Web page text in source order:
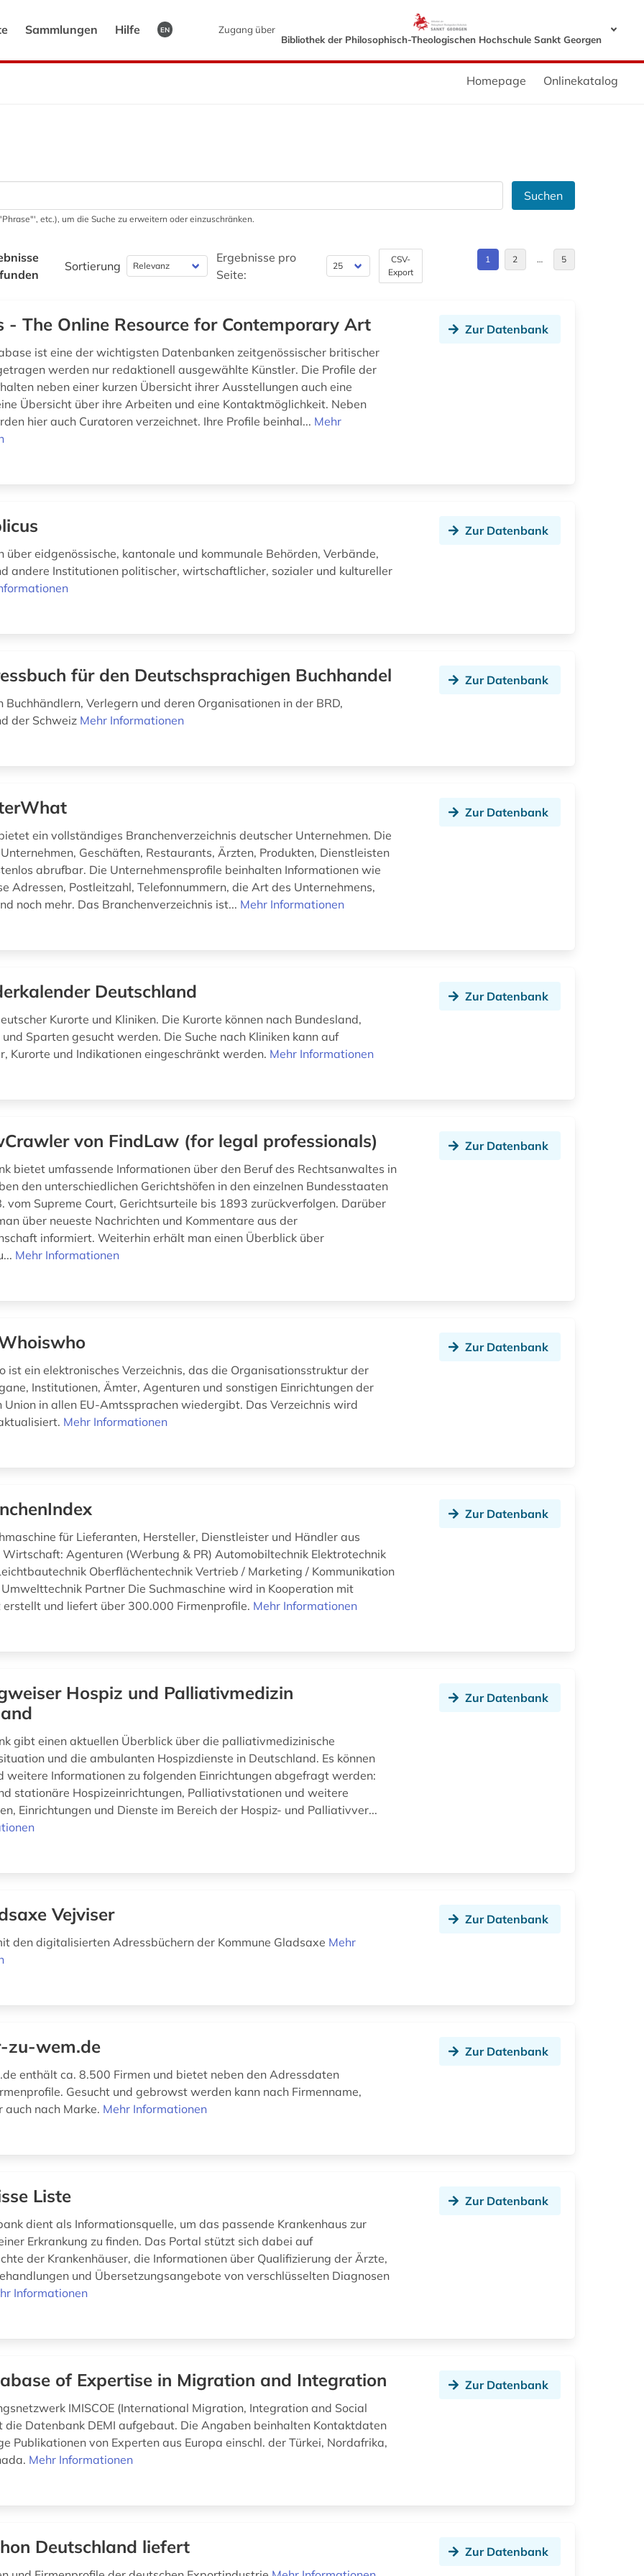
Sammlungen Hilfe EN
Zugang über
Bibliothek der Philosophisch-Theologischen Hochschule Sankt Georgen
Homepage Onlinekatalog
Suchen
etc.), um die Suche zu erweitern oder einzuschränken.
Sortierung
Ergebnisse pro
Seite:
CSV-
Export
1 2 … 5
- The Online Resource for Contemporary Art
ist eine der wichtigsten Datenbanken zeitgenössischer britischer
werden nur redaktionell ausgewählte Künstler. Die Profile der
neben einer kurzen Übersicht ihrer Ausstellungen auch eine
Übersicht über ihre Arbeiten und eine Kontaktmöglichkeit. Neben
hier auch Curatoren verzeichnet. Ihre Profile beinhal... Mehr
Zur Datenbank
über eidgenössische, kantonale und kommunale Behörden, Verbände,
andere Institutionen politischer, wirtschaftlicher, sozialer und kultureller
Zur Datenbank
für den Deutschsprachigen Buchhandel
Buchhändlern, Verlegern und deren Organisationen in der BRD,
der Schweiz Mehr Informationen
Zur Datenbank
ein vollständiges Branchenverzeichnis deutscher Unternehmen. Die
Geschäften, Restaurants, Ärzten, Produkten, Dienstleisten
abrufbar. Die Unternehmensprofile beinhalten Informationen wie
Adressen, Postleitzahl, Telefonnummern, die Art des Unternehmens,
noch mehr. Das Branchenverzeichnis ist... Mehr Informationen
Zur Datenbank
Deutschland
Kurorte und Kliniken. Die Kurorte können nach Bundesland,
Sparten gesucht werden. Die Suche nach Kliniken kann auf
Kurorte und Indikationen eingeschränkt werden. Mehr Informationen
Zur Datenbank
von FindLaw (for legal professionals)
bietet umfassende Informationen über den Beruf des Rechtsanwaltes in
den unterschiedlichen Gerichtshöfen in den einzelnen Bundesstaaten
vom Supreme Court, Gerichtsurteile bis 1893 zurückverfolgen. Darüber
über neueste Nachrichten und Kommentare aus der
informiert. Weiterhin erhält man einen Überblick über
Mehr Informationen
Zur Datenbank
ist ein elektronisches Verzeichnis, das die Organisationsstruktur der
Institutionen, Ämter, Agenturen und sonstigen Einrichtungen der
Union in allen EU-Amtssprachen wiedergibt. Das Verzeichnis wird
Mehr Informationen
Zur Datenbank
für Lieferanten, Hersteller, Dienstleister und Händler aus
Wirtschaft: Agenturen (Werbung & PR) Automobiltechnik Elektrotechnik
Oberflächentechnik Vertrieb / Marketing / Kommunikation
Partner Die Suchmaschine wird in Kooperation mit
und liefert über 300.000 Firmenprofile. Mehr Informationen
Zur Datenbank
Hospiz und Palliativmedizin
gibt einen aktuellen Überblick über die palliativmedizinische
und die ambulanten Hospizdienste in Deutschland. Es können
weitere Informationen zu folgenden Einrichtungen abgefragt werden:
stationäre Hospizeinrichtungen, Palliativstationen und weitere
Einrichtungen und Dienste im Bereich der Hospiz- und Palliativver...
Zur Datenbank
Vejviser
den digitalisierten Adressbüchern der Kommune Gladsaxe Mehr
Zur Datenbank
zu-wem.de
enthält ca. 8.500 Firmen und bietet neben den Adressdaten
Gesucht und gebrowst werden kann nach Firmenname,
auch nach Marke. Mehr Informationen
Zur Datenbank
Liste
dient als Informationsquelle, um das passende Krankenhaus zur
Erkrankung zu finden. Das Portal stützt sich dabei auf
der Krankenhäuser, die Informationen über Qualifizierung der Ärzte,
und Übersetzungsangebote von verschlüsselten Diagnosen
Informationen
Zur Datenbank
of Expertise in Migration and Integration
IMISCOE (International Migration, Integration and Social
die Datenbank DEMI aufgebaut. Die Angaben beinhalten Kontaktdaten
Publikationen von Experten aus Europa einschl. der Türkei, Nordafrika,
Mehr Informationen
Zur Datenbank
Deutschland liefert Zur Datenbank